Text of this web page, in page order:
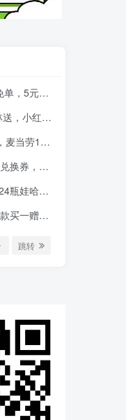
，邮储5.88元等
元柠檬水+0撸汉堡等
霸王9万份0.01券等
小米每天领2-6元等等
甜筒，交行立减金等
行领10元刷卡金等
跳转